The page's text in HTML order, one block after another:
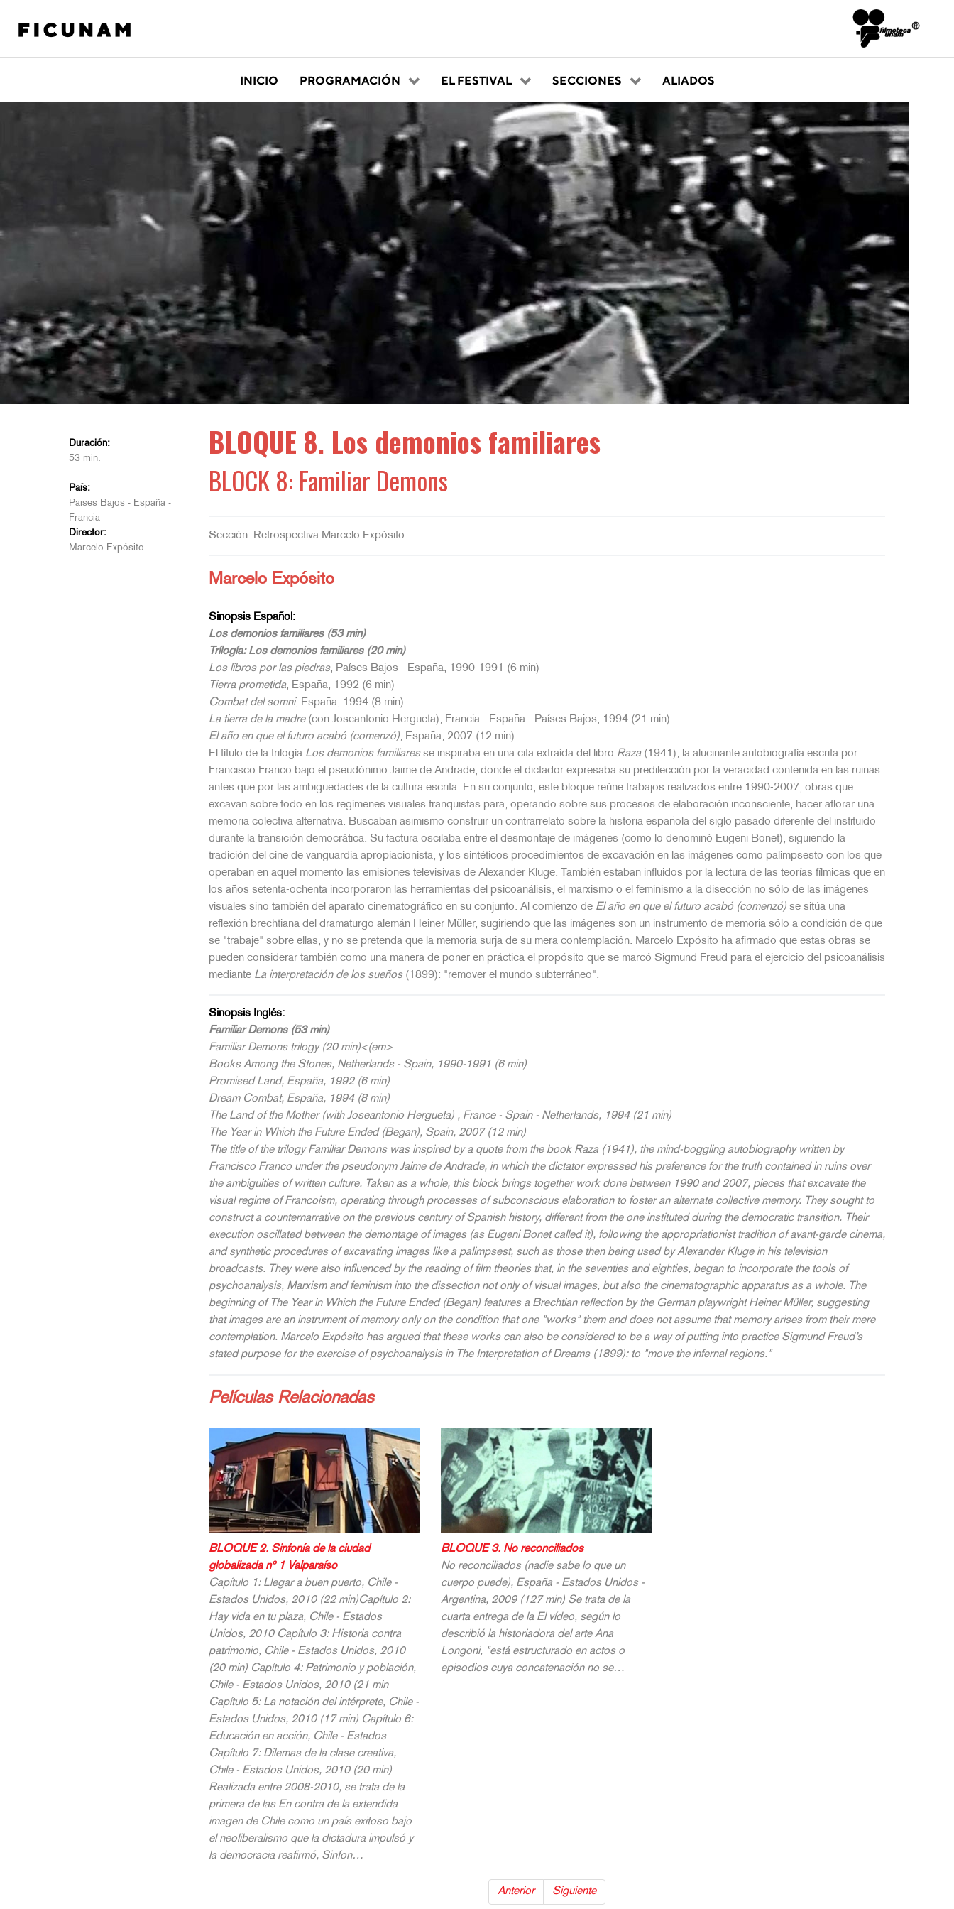
INICIO PROGRAMACIÓN EL FESTIVAL SECCIONES ALIADOS
Duración:
53 min.
País:
Paises Bajos - España -
Francia
Director:
Marcelo Expósito
BLOQUE 8. Los demonios familiares
BLOCK 8: Familiar Demons
Sección: Retrospectiva Marcelo Expósito
Marcelo Expósito
Sinopsis Español:
Los demonios familiares (53 min)
Trílogía: Los demonios familiares (20 min)
Los libros por las piedras, Países Bajos - España, 1990-1991 (6 min)
Tierra prometida, España, 1992 (6 min)
Combat del somni, España, 1994 (8 min)
La tierra de la madre(con Joseantonio Hergueta), Francia - España - Países Bajos, 1994 (21 min)
El año en que el futuro acabó (comenzó), España, 2007 (12 min)
El título de la trilogía Los demonios familiaresse inspiraba en una cita extraída del libro Raza(1941), la alucinante autobiografía escrita por
Francisco Franco bajo el pseudónimo Jaime de Andrade, donde el dictador expresaba su predilección por la veracidad contenida en las ruinas
antes que por las ambigüedades de la cultura escrita. En su conjunto, este bloque reúne trabajos realizados entre 1990-2007, obras que
excavan sobre todo en los regímenes visuales franquistas para, operando sobre sus procesos de elaboración inconsciente, hacer aflorar una
memoria colectiva alternativa. Buscaban asimismo construir un contrarrelato sobre la historia española del siglo pasado diferente del instituido
durante la transición democrática. Su factura oscilaba entre el desmontaje de imágenes (como lo denominó Eugeni Bonet), siguiendo la
tradición del cine de vanguardia apropiacionista, y los sintéticos procedimientos de excavación en las imágenes como palimpsesto con los que
operaban en aquel momento las emisiones televisivas de Alexander Kluge. También estaban influidos por la lectura de las teorías fílmicas que en
los años setenta-ochenta incorporaron las herramientas del psicoanálisis, el marxismo o el feminismo a la disección no sólo de las imágenes
visuales sino también del aparato cinematográfico en su conjunto. Al comienzo de El año en que el futuro acabó (comenzó)se sitúa una
reflexión brechtiana del dramaturgo alemán Heiner Müller, sugiriendo que las imágenes son un instrumento de memoria sólo a condición de que
se "trabaje" sobre ellas, y no se pretenda que la memoria surja de su mera contemplación. Marcelo Expósito ha afirmado que estas obras se
pueden considerar también como una manera de poner en práctica el propósito que se marcó Sigmund Freud para el ejercicio del psicoanálisis
mediante La interpretación de los sueños(1899): "remover el mundo subterráneo".
Sinopsis Inglés:
Familiar Demons (53 min)
Familiar Demons trilogy (20 min)<(em>
Books Among the Stones, Netherlands - Spain, 1990-1991 (6 min)
Promised Land, España, 1992 (6 min)
Dream Combat, España, 1994 (8 min)
The Land of the Mother(with Joseantonio Hergueta) , France - Spain - Netherlands, 1994 (21 min)
The Year in Which the Future Ended (Began), Spain, 2007 (12 min)
The title of the trilogy Familiar Demonswas inspired by a quote from the book Raza(1941), the mind-boggling autobiography written by
Francisco Franco under the pseudonym Jaime de Andrade, in which the dictator expressed his preference for the truth contained in ruins over
the ambiguities of written culture. Taken as a whole, this block brings together work done between 1990 and 2007, pieces that excavate the
visual regime of Francoism, operating through processes of subconscious elaboration to foster an alternate collective memory. They sought to
construct a counternarrative on the previous century of Spanish history, different from the one instituted during the democratic transition. Their
execution oscillated between the demontage of images (as Eugeni Bonet called it), following the appropriationist tradition of avant-garde cinema,
and synthetic procedures of excavating images like a palimpsest, such as those then being used by Alexander Kluge in his television
broadcasts. They were also influenced by the reading of film theories that, in the seventies and eighties, began to incorporate the tools of
psychoanalysis, Marxism and feminism into the dissection not only of visual images, but also the cinematographic apparatus as a whole. The
beginning of The Year in Which the Future Ended (Began)features a Brechtian reflection by the German playwright Heiner Müller, suggesting
that images are an instrument of memory only on the condition that one "works" them and does not assume that memory arises from their mere
contemplation. Marcelo Expósito has argued that these works can also be considered to be a way of putting into practice Sigmund Freud’s
stated purpose for the exercise of psychoanalysis in The Interpretation of Dreams(1899): to "move the infernal regions."
Películas Relacionadas